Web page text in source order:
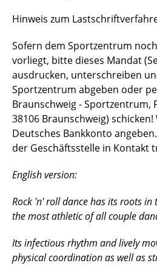
Hinweis zum
Sofern dem Sportzentrum
vorliegt, bitte dieses Mandat
ausdrucken, unterschreiben
Sportzentrum abgeben oder
Braunschweig - Sportzentrum,
38106 Braunschweig) schicken!
Deutsches Bankkonto
der Geschäftsstelle in Kontakt
English version:
Rock 'n' roll dance has its roots
the most athletic of all couple
Its infectious rhythm and lively
physical coordination as well as